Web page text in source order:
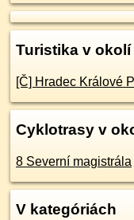
Turistika v okolí
[Č] Hradec Králové
Cyklotrasy v
8 Severní magistrála
V kategóriách